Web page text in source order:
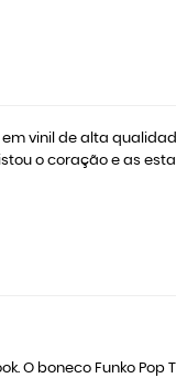
em vinil de alta
o coração e as
O boneco Funko Pop